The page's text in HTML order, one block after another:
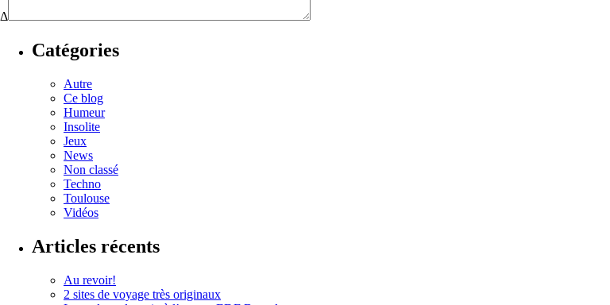
Δ
Catégories
Autre
Ce blog
Humeur
Insolite
Jeux
News
Non classé
Techno
Toulouse
Vidéos
Articles récents
Au revoir!
2 sites de voyage très originaux